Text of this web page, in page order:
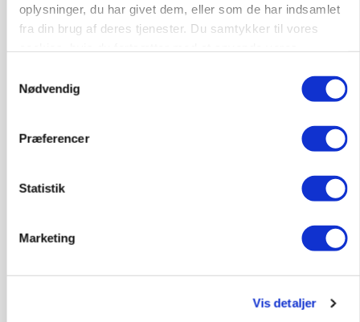
oplysninger, du har givet dem, eller som de har indsamlet
fra din brug af deres tjenester. Du samtykker til vores
Nødvendig
Præferencer
Statistik
Marketing
Vis detaljer
Lave grisepriser og nye regler øger landbobanks
Ny griseprognose kan give anledning til et nyt
Loading...